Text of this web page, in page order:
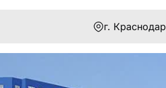
г. Краснодар